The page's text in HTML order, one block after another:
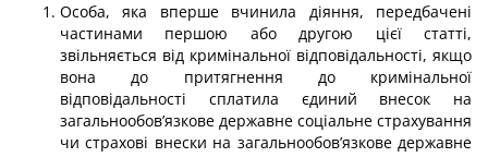
Особа, яка вперше вчинила діяння, передбачені
частинами першою або другою цієї статті,
звільняється від кримінальної відповідальності, якщо
вона до притягнення до кримінальної
відповідальності сплатила єдиний внесок на
загальнообов’язкове державне соціальне страхування
чи страхові внески на загальнообов’язкове державне